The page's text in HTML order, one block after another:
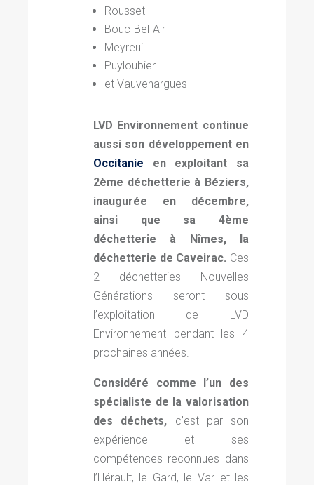
Rousset
Bouc-Bel-Air
Meyreuil
Puyloubier
et Vauvenargues
LVD Environnement continue
aussi son développement en
Occitanie en exploitant sa
2ème déchetterie à Béziers,
inaugurée en décembre,
ainsi que sa 4ème
déchetterie à Nîmes, la
déchetterie de Caveirac. Ces
2 déchetteries Nouvelles
Générations seront sous
l’exploitation de LVD
Environnement pendant les 4
prochaines années.
Considéré comme l’un des
spécialiste de la valorisation
des déchets, c’est par son
expérience et ses
compétences reconnues dans
l’Hérault, le Gard, le Var et les